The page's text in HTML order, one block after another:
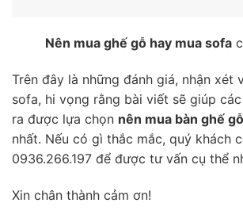
Nên mua ghế gỗ hay mua sofa
Trên đây là những đánh giá, nhận xét
sofa, hi vọng rằng bài viết sẽ giúp
ra được lựa chọn nên mua bàn ghế
nhất. Nếu có gì thắc mắc, quý khách
0936.266.197 để được tư vấn cụ thể
Xin chân thành cảm ơn!